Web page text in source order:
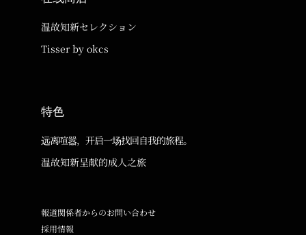
温故知新セレクション
Tisser by okcs
特色
远离喧嚣，开启一场找回自我的旅程。
温故知新呈献的成人之旅
報道関係者からのお問い合わせ
採用情報